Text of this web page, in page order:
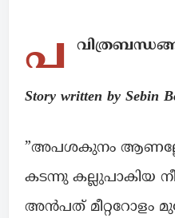
പ
Story written by Sebin
”അപശകുനം ആണല്ലോ
കടന്നു കല്ലുപാകിയ
അൻപത് മീറ്ററോളം